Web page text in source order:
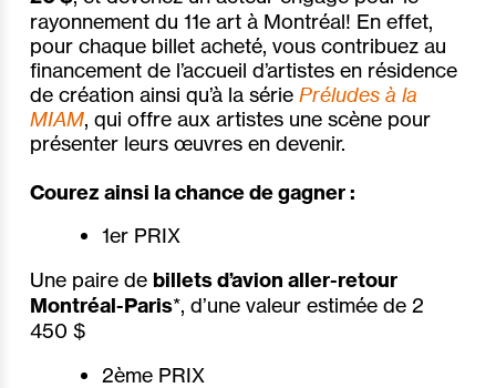
rayonnement du 11e art à Montréal! En effet,
pour chaque billet acheté, vous contribuez au
financement de l’accueil d’artistes en résidence
de création ainsi qu’à la série Préludes à la
MIAM, qui offre aux artistes une scène pour
présenter leurs œuvres en devenir.
Courez ainsi la chance de gagner :
1er PRIX
Une paire de billets d’avion aller-retour
Montréal-Paris*, d’une valeur estimée de 2
450 $
2ème PRIX